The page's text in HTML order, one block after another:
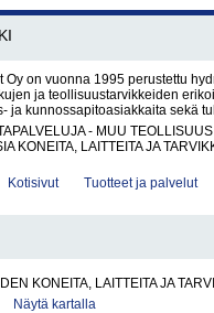
Oy on vuonna 1995 perustettu
ja teollisuustarvikkeiden
ja kunnossapitoasiakkaita sekä
- MUU TEOLLISUUS
KONEITA, LAITTEITA JA
Kotisivut Tuotteet ja palvelut
KONEITA, LAITTEITA JA
Näytä kartalla